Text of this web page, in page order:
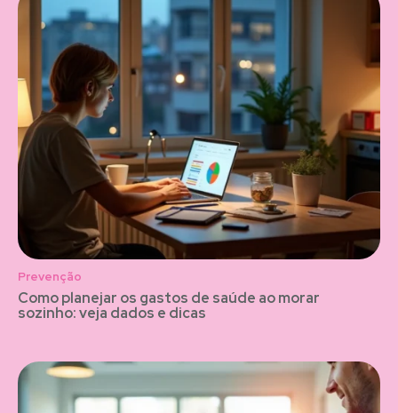
Prevenção
Como planejar os gastos de saúde ao morar
sozinho: veja dados e dicas